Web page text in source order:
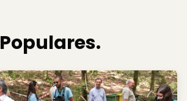
Populares.